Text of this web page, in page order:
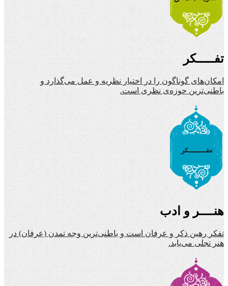
تفـــــکر
امکان‌های گوناگون را در اختیار نظریه و عمل می‌گذارد و
باطنی‌ترین حوزه‌ی نظری است.
هنــــر و ادب
تفکر رهین ذکر و عرفان است و باطنی‌ترین وجه تمدن (عرفان) در
هنر تجلی می‌یابد.